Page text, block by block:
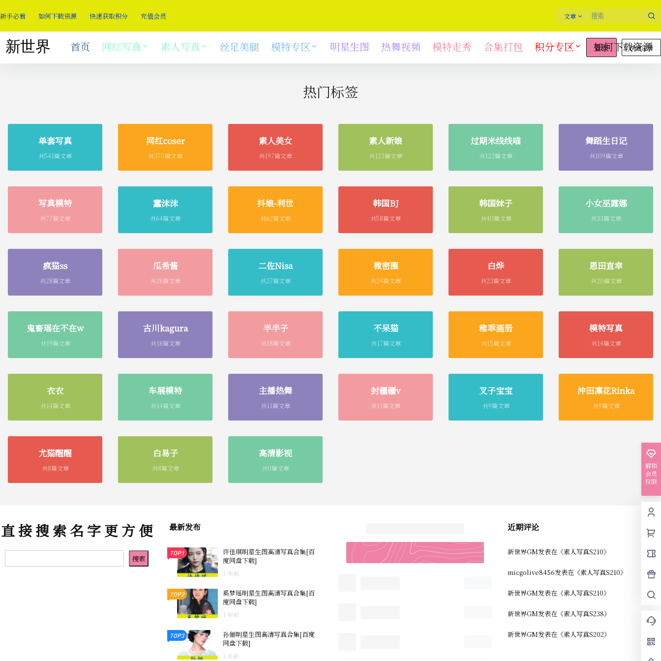
新手必看 如何下载资源 快速获取积分 充值会员 文章
登录 快速注册
首页 网红写真 素人写真 丝足美腿 模特专区 明星生图 热舞视频 模特走秀 合集打包 积分专区 如何下载资源
热门标签
单套写真
共541篇文章
网红coser
共370篇文章
素人美女
共197篇文章
素人新娘
共123篇文章
过期米线线喵
共122篇文章
舞蹈生日记
共109篇文章
写真模特
共77篇文章
蠢沫沫
共64篇文章
抖娘-利世
共62篇文章
韩国BJ
共58篇文章
韩国妹子
共40篇文章
小女巫露娜
共33篇文章
疯猫ss
共28篇文章
瓜希酱
共28篇文章
二佐Nisa
共27篇文章
微密圈
共24篇文章
白烨
共23篇文章
恩田直幸
共20篇文章
鬼畜瑶在不在w
共19篇文章
古川kagura
共18篇文章
半半子
共18篇文章
不呆猫
共17篇文章
稚乖画册
共15篇文章
模特写真
共14篇文章
衣衣
共14篇文章
车展模特
共14篇文章
主播热舞
共11篇文章
封疆疆v
共11篇文章
叉子宝宝
共9篇文章
沖田凜花Rinka
共9篇文章
尤猫醒醒
共8篇文章
白易子
共8篇文章
高清影视
共0篇文章
解锁
会员
权限
直 接 搜 索 名 字 更 方 便 最新发布
TOP1
许佳琪明星生图高清写真合集[百
度网盘下载]
1 年前
TOP2
奚梦瑶明星生图高清写真合集[百
度网盘下载]
1 年前
TOP3
孙俪明星生图高清写真合集[百度
网盘下载]
1 年前
近期评论
新世界GM发表在《素人写真S210》
micgolive8456发表在《素人写真S210》
新世界GM发表在《素人写真S210》
新世界GM发表在《素人写真S238》
新世界GM发表在《素人写真S202》